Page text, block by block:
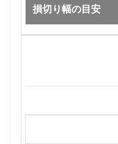
損切り幅の目安